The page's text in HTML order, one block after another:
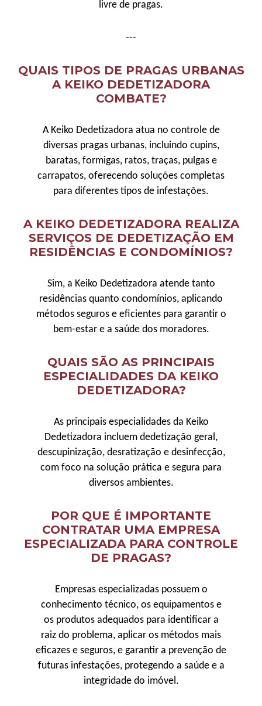
livre de pragas.
---
QUAIS TIPOS DE PRAGAS URBANAS
A KEIKO DEDETIZADORA
COMBATE?
A Keiko Dedetizadora atua no controle de
diversas pragas urbanas, incluindo cupins,
baratas, formigas, ratos, traças, pulgas e
carrapatos, oferecendo soluções completas
para diferentes tipos de infestações.
A KEIKO DEDETIZADORA REALIZA
SERVIÇOS DE DEDETIZAÇÃO EM
RESIDÊNCIAS E CONDOMÍNIOS?
Sim, a Keiko Dedetizadora atende tanto
residências quanto condomínios, aplicando
métodos seguros e eficientes para garantir o
bem-estar e a saúde dos moradores.
QUAIS SÃO AS PRINCIPAIS
ESPECIALIDADES DA KEIKO
DEDETIZADORA?
As principais especialidades da Keiko
Dedetizadora incluem dedetização geral,
descupinização, desratização e desinfecção,
com foco na solução prática e segura para
diversos ambientes.
POR QUE É IMPORTANTE
CONTRATAR UMA EMPRESA
ESPECIALIZADA PARA CONTROLE
DE PRAGAS?
Empresas especializadas possuem o
conhecimento técnico, os equipamentos e
os produtos adequados para identificar a
raiz do problema, aplicar os métodos mais
eficazes e seguros, e garantir a prevenção de
futuras infestações, protegendo a saúde e a
integridade do imóvel.